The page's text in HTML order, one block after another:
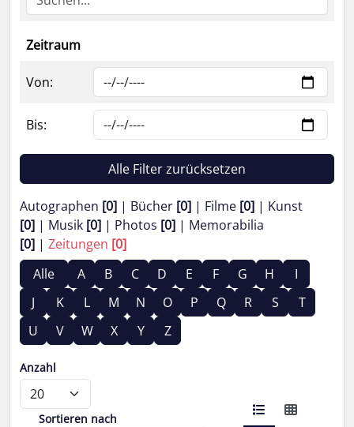
Zeitraum
Von:
Bis:
Alle Filter zurücksetzen
Autographen [0] Bücher [0] Filme [0]
Kunst
[0]
Musik [0] Photos [0]
Memorabilia
[0]
Zeitungen [0]
Alle
A B C D E F G H
I
J
K L M N O P Q R S
T
U
V W X Y Z
Anzahl
Sortieren nach